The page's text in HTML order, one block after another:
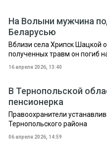
На Волыни мужчина
Беларусью
Вблизи села Хрипск Шацкой
полученных травм он погиб
16 апреля 2026, 13:40
В Тернопольской
пенсионерка
Правоохранители
Тернопольского района
06 апреля 2026, 14:59